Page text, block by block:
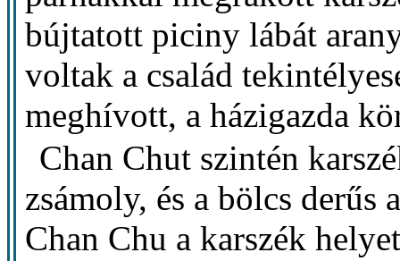
bújtatott piciny lábát
voltak a család
meghívott, a házigazda
Chan Chut szintén
zsámoly, és a bölcs derűs
Chan Chu a karszék